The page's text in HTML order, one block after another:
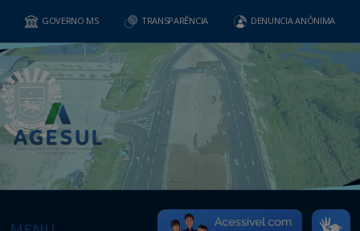
GOVERNO MS TRANSPARÊNCIA DENUNCIA ANÔNIMA